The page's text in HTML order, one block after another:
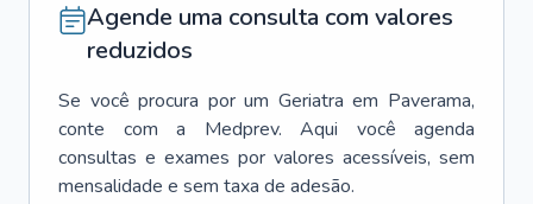
Agende uma consulta com valores
reduzidos
Se você procura por um Geriatra em Paverama,
conte com a Medprev. Aqui você agenda
consultas e exames por valores acessíveis, sem
mensalidade e sem taxa de adesão.